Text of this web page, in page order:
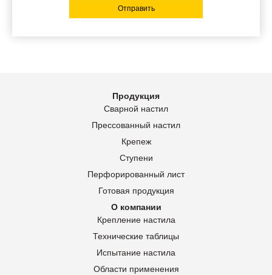
Отправить
Продукция
Сварной настил
Прессованный настил
Крепеж
Ступени
Перфорированный лист
Готовая продукция
О компании
Крепление настила
Технические таблицы
Испытание настила
Области применения